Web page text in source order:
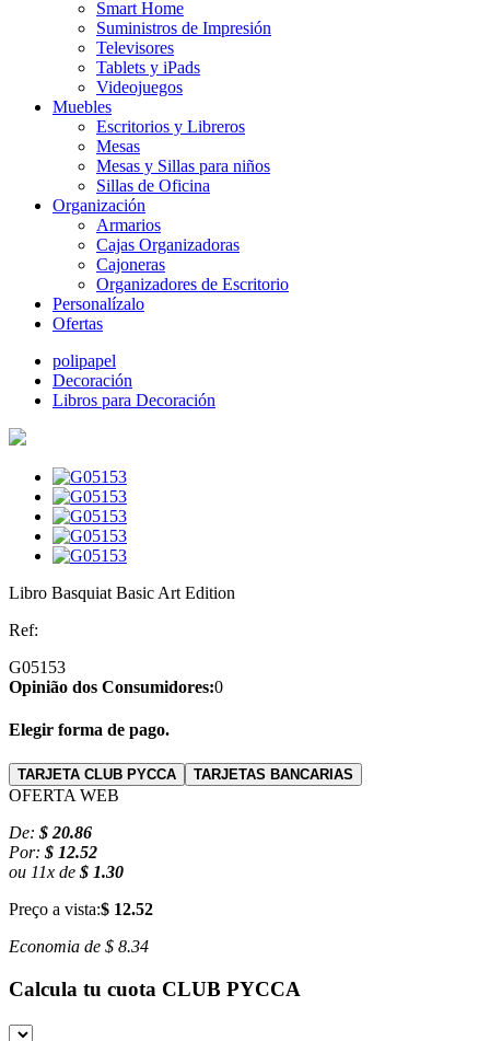
Smart Home
Suministros de Impresión
Televisores
Tablets y iPads
Videojuegos
Muebles
Escritorios y Libreros
Mesas
Mesas y Sillas para niños
Sillas de Oficina
Organización
Armarios
Cajas Organizadoras
Cajoneras
Organizadores de Escritorio
Personalízalo
Ofertas
polipapel
Decoración
Libros para Decoración
Libro Basquiat Basic Art Edition
Ref:
G05153
Opinião dos Consumidores:0
Elegir forma de pago.
TARJETA CLUB PYCCA TARJETAS BANCARIAS
OFERTA WEB
De: $ 20.86
Por: $ 12.52
ou 11x de $ 1.30
Preço a vista:$ 12.52
Economia de $ 8.34
Calcula tu cuota CLUB PYCCA